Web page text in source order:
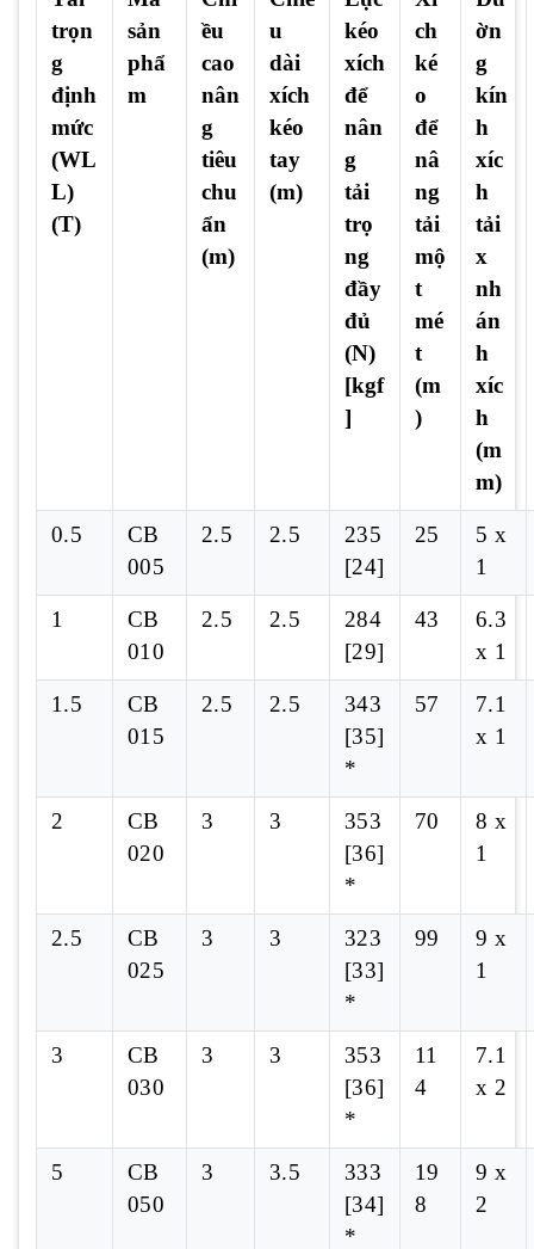
trọn
g
định
mức
(WL
L)
(T)
sản
phẩ
m
ều
cao
nân
g
tiêu
chu
ẩn
(m)
u
dài
xích
kéo
tay
(m)
kéo
xích
để
nân
g
tải
trọ
ng
đầy
đủ
(N)
[kgf
]
ch
ké
o
để
nâ
ng
tải
mộ
t
mé
t
(m
)
ờn
g
kín
h
xíc
h
tải
x
nh
án
h
xíc
h
(m
m)
0.5
CB
005
2.5 2.5
235
[24]
25
5 x
1
1
CB
010
2.5 2.5
284
[29]
43
6.3
x 1
1.5
CB
015
2.5 2.5
343
[35]
*
57
7.1
x 1
2
CB
020
3 3
353
[36]
*
70
8 x
1
2.5
CB
025
3 3
323
[33]
*
99
9 x
1
3
CB
030
3 3
353
[36]
*
11
4
7.1
x 2
5
CB
050
3 3.5
333
[34]
*
19
8
9 x
2